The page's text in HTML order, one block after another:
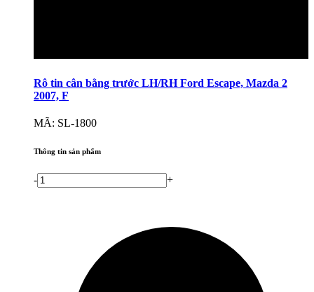
Rô tin cân bằng trước LH/RH Ford Escape, Mazda 2
2007, F
MÃ: SL-1800
Thông tin sản phẩm
- +